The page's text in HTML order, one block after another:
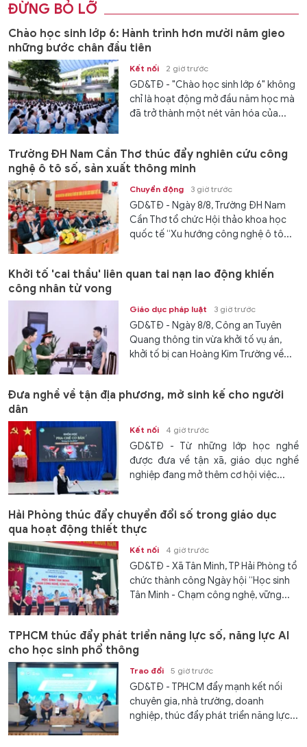
ĐỪNG BỎ LỠ
Chào học sinh lớp 6: Hành trình hơn mười năm gieo
những bước chân đầu tiên
Kết nối 2 giờ trước
GD&TĐ - "Chào học sinh lớp 6" không
chỉ là hoạt động mở đầu năm học mà
đã trở thành một nét văn hóa của...
Trường ĐH Nam Cần Thơ thúc đẩy nghiên cứu công
nghệ ô tô số, sản xuất thông minh
Chuyển động 3 giờ trước
GD&TĐ - Ngày 8/8, Trường ĐH Nam
Cần Thơ tổ chức Hội thảo khoa học
quốc tế “Xu hướng công nghệ ô tô...
Khởi tố 'cai thầu' liên quan tai nạn lao động khiến
công nhân tử vong
Giáo dục pháp luật 3 giờ trước
GD&TĐ - Ngày 8/8, Công an Tuyên
Quang thông tin vừa khởi tố vụ án,
khởi tố bị can Hoàng Kim Trường về...
Đưa nghề về tận địa phương, mở sinh kế cho người
dân
Kết nối 4 giờ trước
GD&TĐ - Từ những lớp học nghề
được đưa về tận xã, giáo dục nghề
nghiệp đang mở thêm cơ hội việc...
Hải Phòng thúc đẩy chuyển đổi số trong giáo dục
qua hoạt động thiết thực
Kết nối 4 giờ trước
GD&TĐ - Xã Tân Minh, TP Hải Phòng tổ
chức thành công Ngày hội “Học sinh
Tân Minh - Chạm công nghệ, vững...
TPHCM thúc đẩy phát triển năng lực số, năng lực AI
cho học sinh phổ thông
Trao đổi 5 giờ trước
GD&TĐ - TPHCM đẩy mạnh kết nối
chuyên gia, nhà trường, doanh
nghiệp, thúc đẩy phát triển năng lực...